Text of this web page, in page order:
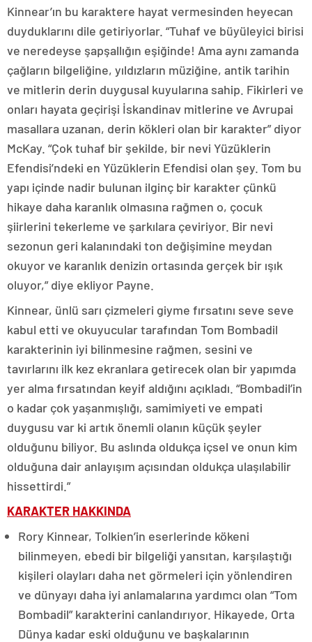
Kinnear’ın bu karaktere hayat vermesinden heyecan
duyduklarını dile getiriyorlar. “Tuhaf ve büyüleyici birisi
ve neredeyse şapşallığın eşiğinde! Ama aynı zamanda
çağların bilgeliğine, yıldızların müziğine, antik tarihin
ve mitlerin derin duygusal kuyularına sahip. Fikirleri ve
onları hayata geçirişi İskandinav mitlerine ve Avrupai
masallara uzanan, derin kökleri olan bir karakter” diyor
McKay. “Çok tuhaf bir şekilde, bir nevi Yüzüklerin
Efendisi’ndeki en Yüzüklerin Efendisi olan şey. Tom bu
yapı içinde nadir bulunan ilginç bir karakter çünkü
hikaye daha karanlık olmasına rağmen o, çocuk
şiirlerini tekerleme ve şarkılara çeviriyor. Bir nevi
sezonun geri kalanındaki ton değişimine meydan
okuyor ve karanlık denizin ortasında gerçek bir ışık
oluyor,” diye ekliyor Payne.
Kinnear, ünlü sarı çizmeleri giyme fırsatını seve seve
kabul etti ve okuyucular tarafından Tom Bombadil
karakterinin iyi bilinmesine rağmen, sesini ve
tavırlarını ilk kez ekranlara getirecek olan bir yapımda
yer alma fırsatından keyif aldığını açıkladı. “Bombadil’in
o kadar çok yaşanmışlığı, samimiyeti ve empati
duygusu var ki artık önemli olanın küçük şeyler
olduğunu biliyor. Bu aslında oldukça içsel ve onun kim
olduğuna dair anlayışım açısından oldukça ulaşılabilir
hissettirdi.”
KARAKTER HAKKINDA
Rory Kinnear, Tolkien’in eserlerinde kökeni
bilinmeyen, ebedi bir bilgeliği yansıtan, karşılaştığı
kişileri olayları daha net görmeleri için yönlendiren
ve dünyayı daha iyi anlamalarına yardımcı olan “Tom
Bombadil” karakterini canlandırıyor. Hikayede, Orta
Dünya kadar eski olduğunu ve başkalarının